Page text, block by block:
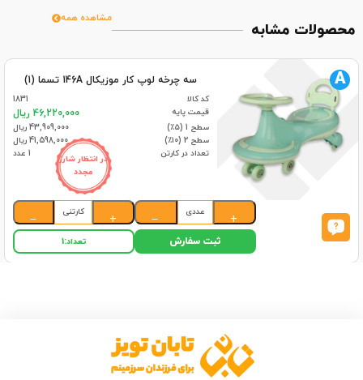
محصولات مشابه
مشاهده همه
در انتظار شارژ
مجدد
سه چرخه لوپ کار موزیکال 146A تسما (1)
کد کالا
1831
قیمت پایه
46,220,000 ریال
سطح 1 (۵٪)
43,909,000 ریال
سطح 2 (۱۰٪)
41,598,000 ریال
تعداد در کارتن
1 عدد
A
+
عددی
−
+
کارتنی
−
ثبت سفارش تعداد:1